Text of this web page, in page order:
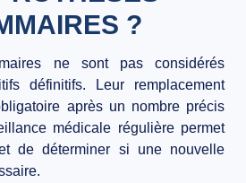
?
ne sont pas considérés
définitifs. Leur remplacement
après un nombre précis
médicale régulière permet
de déterminer si une nouvelle